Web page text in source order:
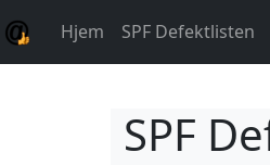
Hjem SPF Defektlisten
SPF